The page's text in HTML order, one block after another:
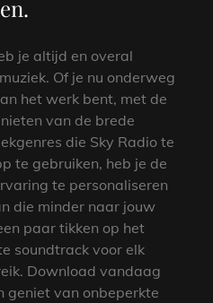
je altijd en overal
Of je nu onderweg
het werk bent, met de
van de brede
die Sky Radio te
te gebruiken, heb je de
te personaliseren
die minder naar jouw
paar tikken op het
soundtrack voor elk
Download vandaag
geniet van onbeperkte